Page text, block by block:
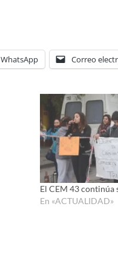
WhatsApp Correo
El CEM 43 continúa
En «ACTUALIDAD»